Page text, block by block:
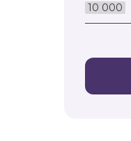
10 000